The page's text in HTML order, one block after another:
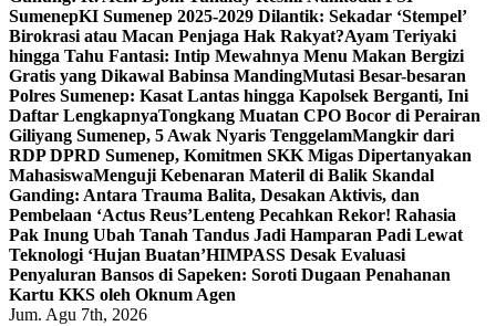
SumenepKI Sumenep 2025-2029 Dilantik: Sekadar ‘Stempel’
Birokrasi atau Macan Penjaga Hak Rakyat?Ayam Teriyaki
hingga Tahu Fantasi: Intip Mewahnya Menu Makan Bergizi
Gratis yang Dikawal Babinsa MandingMutasi Besar-besaran
Polres Sumenep: Kasat Lantas hingga Kapolsek Berganti, Ini
Daftar LengkapnyaTongkang Muatan CPO Bocor di Perairan
Giliyang Sumenep, 5 Awak Nyaris TenggelamMangkir dari
RDP DPRD Sumenep, Komitmen SKK Migas Dipertanyakan
MahasiswaMenguji Kebenaran Materil di Balik Skandal
Ganding: Antara Trauma Balita, Desakan Aktivis, dan
Pembelaan ‘Actus Reus’Lenteng Pecahkan Rekor! Rahasia
Pak Inung Ubah Tanah Tandus Jadi Hamparan Padi Lewat
Teknologi ‘Hujan Buatan’HIMPASS Desak Evaluasi
Penyaluran Bansos di Sapeken: Soroti Dugaan Penahanan
Kartu KKS oleh Oknum Agen
Jum. Agu 7th, 2026